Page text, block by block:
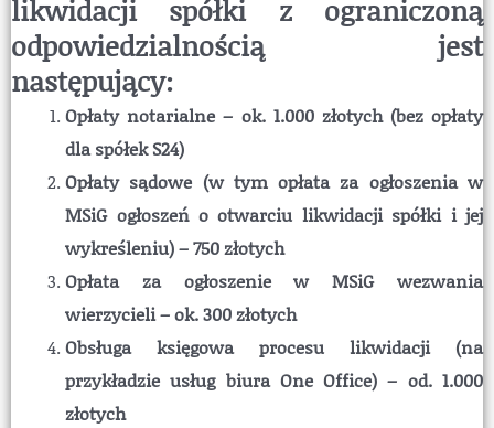
likwidacji spółki z ograniczoną
odpowiedzialnością jest
następujący:
Opłaty notarialne – ok. 1.000 złotych (bez opłaty
dla spółek S24)
Opłaty sądowe (w tym opłata za ogłoszenia w
MSiG ogłoszeń o otwarciu likwidacji spółki i jej
wykreśleniu) – 750 złotych
Opłata za ogłoszenie w MSiG wezwania
wierzycieli – ok. 300 złotych
Obsługa księgowa procesu likwidacji (na
przykładzie usług biura One Office) – od. 1.000
złotych